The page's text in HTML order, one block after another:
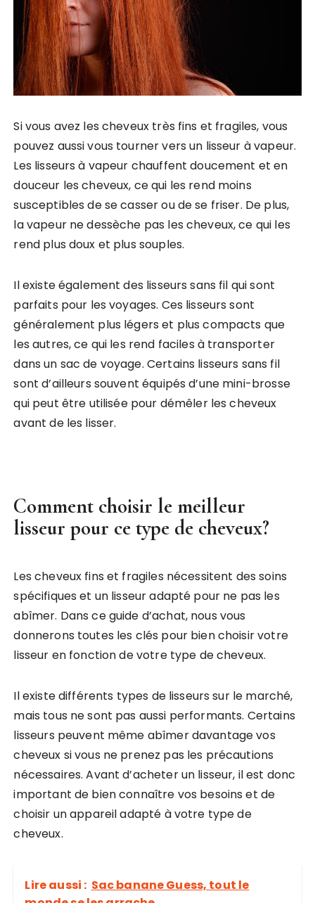
Si vous avez les cheveux très fins et fragiles, vous
pouvez aussi vous tourner vers un lisseur à vapeur.
Les lisseurs à vapeur chauffent doucement et en
douceur les cheveux, ce qui les rend moins
susceptibles de se casser ou de se friser. De plus,
la vapeur ne dessèche pas les cheveux, ce qui les
rend plus doux et plus souples.
Il existe également des lisseurs sans fil qui sont
parfaits pour les voyages. Ces lisseurs sont
généralement plus légers et plus compacts que
les autres, ce qui les rend faciles à transporter
dans un sac de voyage. Certains lisseurs sans fil
sont d’ailleurs souvent équipés d’une mini-brosse
qui peut être utilisée pour démêler les cheveux
avant de les lisser.
Comment choisir le meilleur
lisseur pour ce type de cheveux?
Les cheveux fins et fragiles nécessitent des soins
spécifiques et un lisseur adapté pour ne pas les
abîmer. Dans ce guide d’achat, nous vous
donnerons toutes les clés pour bien choisir votre
lisseur en fonction de votre type de cheveux.
Il existe différents types de lisseurs sur le marché,
mais tous ne sont pas aussi performants. Certains
lisseurs peuvent même abîmer davantage vos
cheveux si vous ne prenez pas les précautions
nécessaires. Avant d’acheter un lisseur, il est donc
important de bien connaître vos besoins et de
choisir un appareil adapté à votre type de
cheveux.
Lire aussi : Sac banane Guess, tout le